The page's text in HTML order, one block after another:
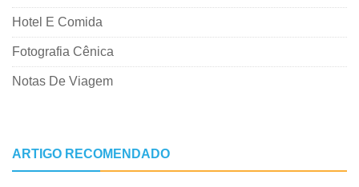
Hotel E Comida
Fotografia Cênica
Notas De Viagem
ARTIGO RECOMENDADO